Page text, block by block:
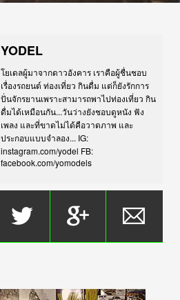
YODEL
โยเดลผู้มาจากดาวอังคาร เราคือผู้ชื่นชอบ
เรื่องรถยนต์ ท่องเที่ยว กินดื่ม แต่ก็ยังรักการ
ปั่นจักรยานเพราะสามารถพาไปท่องเที่ยว กิน
ดื่มได้เหมือนกัน...วันว่างยังชอบดูหนัง ฟัง
เพลง และที่ขาดไม่ได้คือวาดภาพ และ
ประกอบแบบจำลอง... IG:
instagram.com/yodel FB:
facebook.com/yomodels